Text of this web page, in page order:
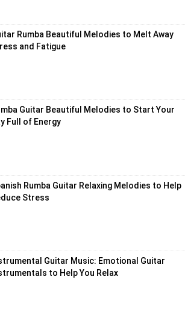
Rumba Beautiful Melodies to Melt Away
and Fatigue
Guitar Beautiful Melodies to Start Your
Full of Energy
Rumba Guitar Relaxing Melodies to Help
Stress
Guitar Music: Emotional Guitar
to Help You Relax